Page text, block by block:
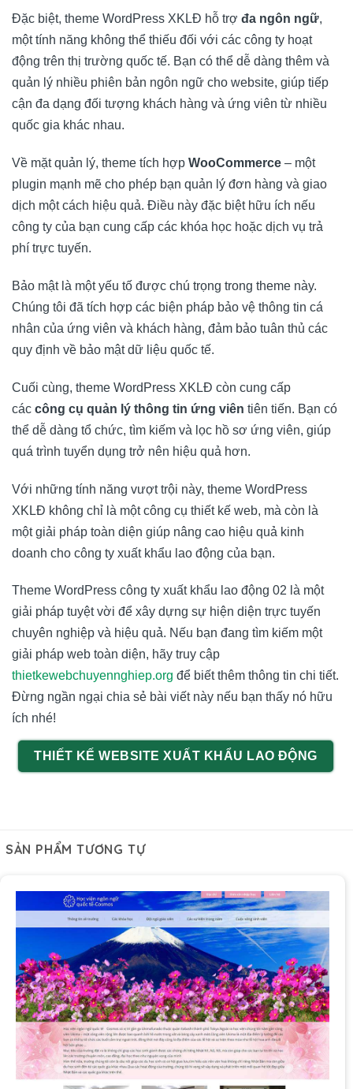
Đặc biệt, theme WordPress XKLĐ hỗ trợ đa ngôn ngữ,
một tính năng không thể thiếu đối với các công ty hoạt
động trên thị trường quốc tế. Bạn có thể dễ dàng thêm và
quản lý nhiều phiên bản ngôn ngữ cho website, giúp tiếp
cận đa dạng đối tượng khách hàng và ứng viên từ nhiều
quốc gia khác nhau.
Về mặt quản lý, theme tích hợp WooCommerce – một
plugin mạnh mẽ cho phép bạn quản lý đơn hàng và giao
dịch một cách hiệu quả. Điều này đặc biệt hữu ích nếu
công ty của bạn cung cấp các khóa học hoặc dịch vụ trả
phí trực tuyến.
Bảo mật là một yếu tố được chú trọng trong theme này.
Chúng tôi đã tích hợp các biện pháp bảo vệ thông tin cá
nhân của ứng viên và khách hàng, đảm bảo tuân thủ các
quy định về bảo mật dữ liệu quốc tế.
Cuối cùng, theme WordPress XKLĐ còn cung cấp
các công cụ quản lý thông tin ứng viên tiên tiến. Bạn có
thể dễ dàng tổ chức, tìm kiếm và lọc hồ sơ ứng viên, giúp
quá trình tuyển dụng trở nên hiệu quả hơn.
Với những tính năng vượt trội này, theme WordPress
XKLĐ không chỉ là một công cụ thiết kế web, mà còn là
một giải pháp toàn diện giúp nâng cao hiệu quả kinh
doanh cho công ty xuất khẩu lao động của bạn.
Theme WordPress công ty xuất khẩu lao động 02 là một
giải pháp tuyệt vời để xây dựng sự hiện diện trực tuyến
chuyên nghiệp và hiệu quả. Nếu bạn đang tìm kiếm một
giải pháp web toàn diện, hãy truy cập
thietkewebchuyennghiep.org để biết thêm thông tin chi tiết.
Đừng ngần ngại chia sẻ bài viết này nếu bạn thấy nó hữu
ích nhé!
THIẾT KẾ WEBSITE XUẤT KHẨU LAO ĐỘNG
SẢN PHẨM TƯƠNG TỰ